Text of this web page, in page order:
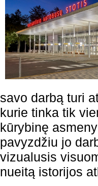
savo darbą turi
kurie tinka tik
kūrybinę
pavyzdžiu jo
vizualusis
nueitą istorijos